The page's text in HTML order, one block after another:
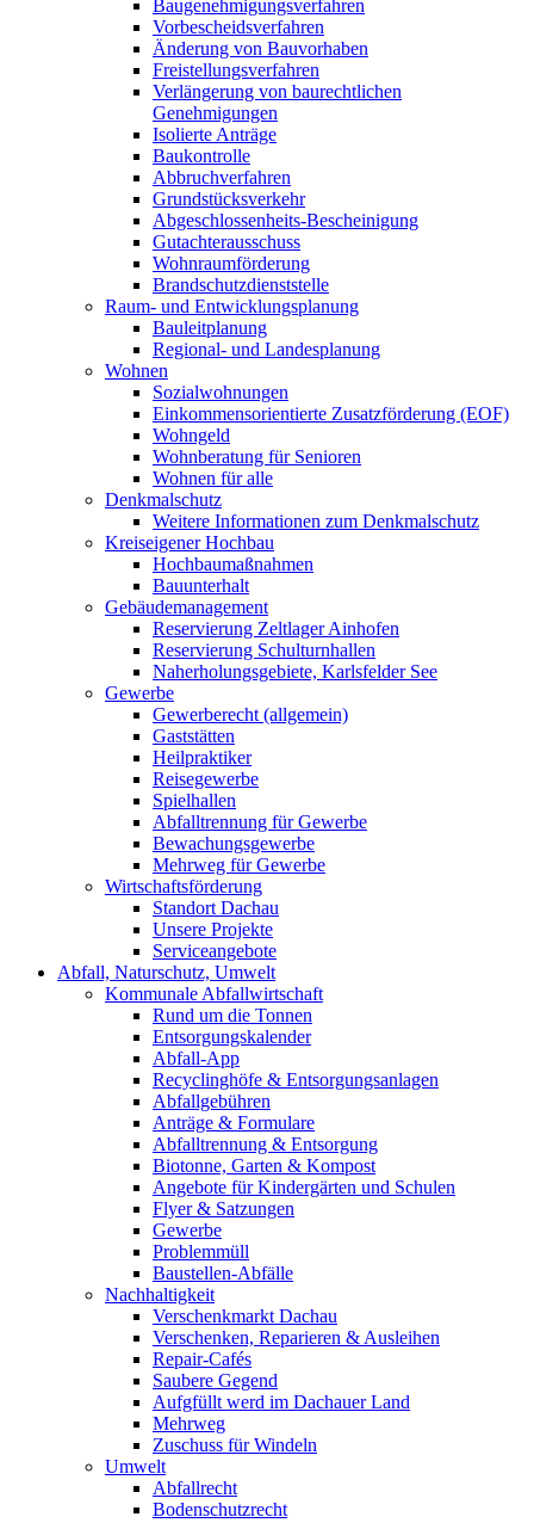
Baugenehmigungsverfahren
Vorbescheidsverfahren
Änderung von Bauvorhaben
Freistellungsverfahren
Verlängerung von baurechtlichen
Genehmigungen
Isolierte Anträge
Baukontrolle
Abbruchverfahren
Grundstücksverkehr
Abgeschlossenheits-Bescheinigung
Gutachterausschuss
Wohnraumförderung
Brandschutzdienststelle
Raum- und Entwicklungsplanung
Bauleitplanung
Regional- und Landesplanung
Wohnen
Sozialwohnungen
Einkommensorientierte Zusatzförderung (EOF)
Wohngeld
Wohnberatung für Senioren
Wohnen für alle
Denkmalschutz
Weitere Informationen zum Denkmalschutz
Kreiseigener Hochbau
Hochbaumaßnahmen
Bauunterhalt
Gebäudemanagement
Reservierung Zeltlager Ainhofen
Reservierung Schulturnhallen
Naherholungsgebiete, Karlsfelder See
Gewerbe
Gewerberecht (allgemein)
Gaststätten
Heilpraktiker
Reisegewerbe
Spielhallen
Abfalltrennung für Gewerbe
Bewachungsgewerbe
Mehrweg für Gewerbe
Wirtschaftsförderung
Standort Dachau
Unsere Projekte
Serviceangebote
Abfall, Naturschutz, Umwelt
Kommunale Abfallwirtschaft
Rund um die Tonnen
Entsorgungskalender
Abfall-App
Recyclinghöfe & Entsorgungsanlagen
Abfallgebühren
Anträge & Formulare
Abfalltrennung & Entsorgung
Biotonne, Garten & Kompost
Angebote für Kindergärten und Schulen
Flyer & Satzungen
Gewerbe
Problemmüll
Baustellen-Abfälle
Nachhaltigkeit
Verschenkmarkt Dachau
Verschenken, Reparieren & Ausleihen
Repair-Cafés
Saubere Gegend
Aufgfüllt werd im Dachauer Land
Mehrweg
Zuschuss für Windeln
Umwelt
Abfallrecht
Bodenschutzrecht